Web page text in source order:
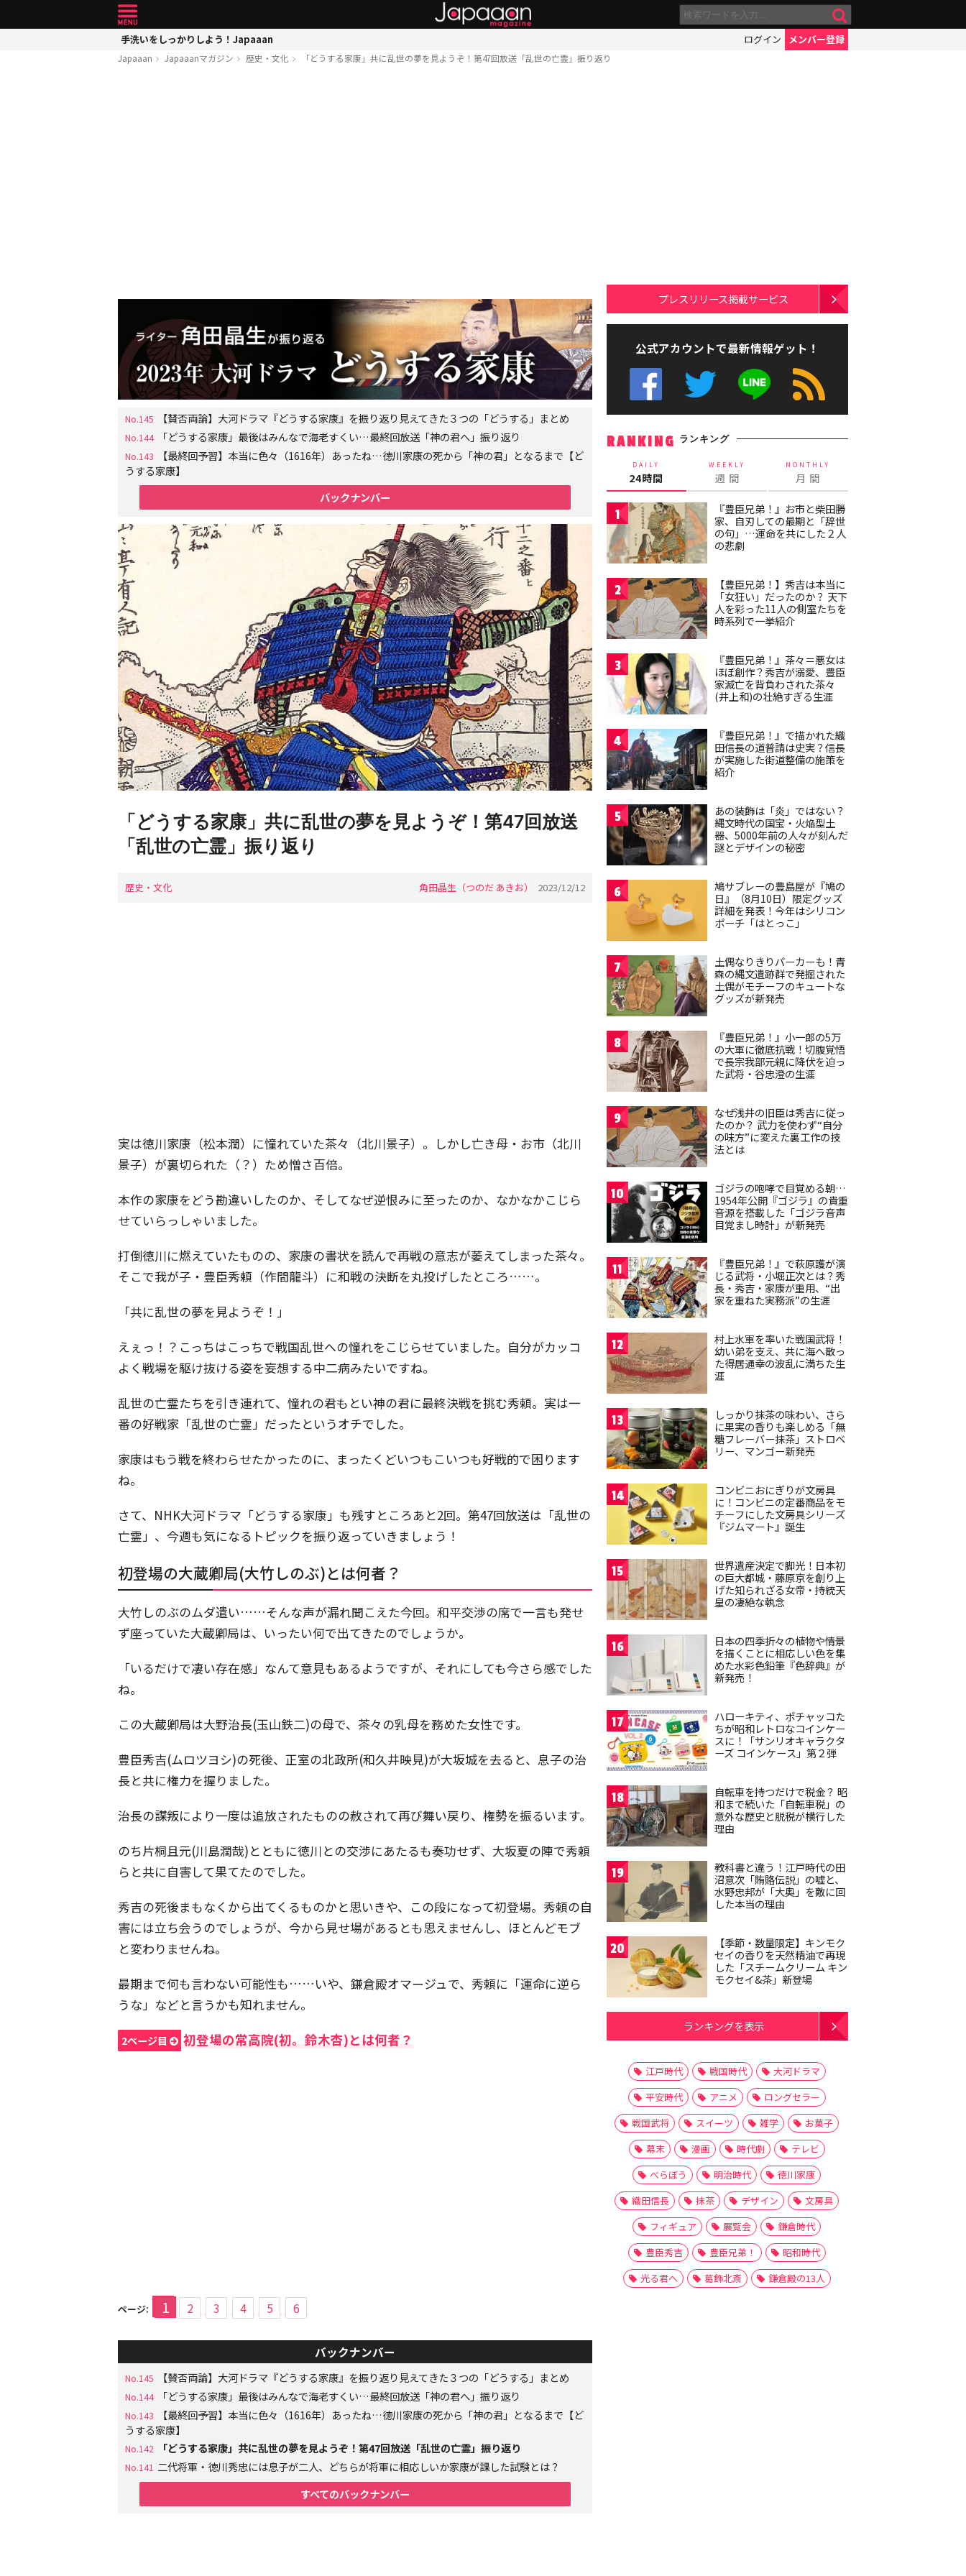
手洗いをしっかりしよう！Japaaan ログイン メンバー登録
Japaaan Japaaanマガジン 歴史・文化 「どうする家康」共に乱世の夢を見ようぞ！第47回放送「乱世の亡霊」振り返り
No.145 【賛否両論】大河ドラマ『どうする家康』を振り返り見えてきた３つの「どうする」まとめ
No.144 「どうする家康」最後はみんなで海老すくい…最終回放送「神の君へ」振り返り
No.143
【最終回予習】本当に色々（1616年）あったね…徳川家康の死から「神の君」となるまで【ど
うする家康】
バックナンバー
「どうする家康」共に乱世の夢を見ようぞ！第47回放送
「乱世の亡霊」振り返り
歴史・文化 角田晶生（つのだ あきお） 2023/12/12
実は徳川家康（松本潤）に憧れていた茶々（北川景子）。しかし亡き母・お市（北川
景子）が裏切られた（？）ため憎さ百倍。
本作の家康をどう勘違いしたのか、そしてなぜ逆恨みに至ったのか、なかなかこじら
せていらっしゃいました。
打倒徳川に燃えていたものの、家康の書状を読んで再戦の意志が萎えてしまった茶々。
そこで我が子・豊臣秀頼（作間龍斗）に和戦の決断を丸投げしたところ……。
「共に乱世の夢を見ようぞ！」
えぇっ！？こっちはこっちで戦国乱世への憧れをこじらせていました。自分がカッコ
よく戦場を駆け抜ける姿を妄想する中二病みたいですね。
乱世の亡霊たちを引き連れて、憧れの君もとい神の君に最終決戦を挑む秀頼。実は一
番の好戦家「乱世の亡霊」だったというオチでした。
家康はもう戦を終わらせたかったのに、まったくどいつもこいつも好戦的で困ります
ね。
さて、NHK大河ドラマ「どうする家康」も残すところあと2回。第47回放送は「乱世の
亡霊」、今週も気になるトピックを振り返っていきましょう！
初登場の大蔵卿局(大竹しのぶ)とは何者？
大竹しのぶのムダ遣い……そんな声が漏れ聞こえた今回。和平交渉の席で一言も発せ
ず座っていた大蔵卿局は、いったい何で出てきたのでしょうか。
「いるだけで凄い存在感」なんて意見もあるようですが、それにしても今さら感でした
ね。
この大蔵卿局は大野治長(玉山鉄二)の母で、茶々の乳母を務めた女性です。
豊臣秀吉(ムロツヨシ)の死後、正室の北政所(和久井映見)が大坂城を去ると、息子の治
長と共に権力を握りました。
治長の謀叛により一度は追放されたものの赦されて再び舞い戻り、権勢を振るいます。
のち片桐且元(川島潤哉)とともに徳川との交渉にあたるも奏功せず、大坂夏の陣で秀頼
らと共に自害して果てたのでした。
秀吉の死後まもなくから出てくるものかと思いきや、この段になって初登場。秀頼の自
害には立ち会うのでしょうが、今から見せ場があるとも思えませんし、ほとんどモブ
と変わりませんね。
最期まで何も言わない可能性も……いや、鎌倉殿オマージュで、秀頼に「運命に逆ら
うな」などと言うかも知れません。
2ページ目 初登場の常高院(初。鈴木杏)とは何者？
ページ: 1 2 3 4 5 6
バックナンバー
No.145 【賛否両論】大河ドラマ『どうする家康』を振り返り見えてきた３つの「どうする」まとめ
No.144 「どうする家康」最後はみんなで海老すくい…最終回放送「神の君へ」振り返り
No.143
【最終回予習】本当に色々（1616年）あったね…徳川家康の死から「神の君」となるまで【ど
うする家康】
No.142 「どうする家康」共に乱世の夢を見ようぞ！第47回放送「乱世の亡霊」振り返り
No.141 二代将軍・徳川秀忠には息子が二人、どちらが将軍に相応しいか家康が課した試験とは？
すべてのバックナンバー
プレスリリース掲載サービス
公式アカウントで最新情報ゲット！
RANKING ランキング
DAILY
24時間
WEEKLY
週 間
MONTHLY
月 間
1
『豊臣兄弟！』お市と柴田勝
家、自刃しての最期と「辞世
の句」…運命を共にした２人
の悲劇
2
【豊臣兄弟！】秀吉は本当に
「女狂い」だったのか？ 天下
人を彩った11人の側室たちを
時系列で一挙紹介
3
『豊臣兄弟！』茶々＝悪女は
ほぼ創作？秀吉が溺愛、豊臣
家滅亡を背負わされた茶々
(井上和)の壮絶すぎる生涯
4
『豊臣兄弟！』で描かれた織
田信長の道普請は史実？信長
が実施した街道整備の施策を
紹介
5
あの装飾は「炎」ではない？
縄文時代の国宝・火焔型土
器、5000年前の人々が刻んだ
謎とデザインの秘密
6
鳩サブレーの豊島屋が『鳩の
日』（8月10日）限定グッズ
詳細を発表！今年はシリコン
ポーチ「はとっこ」
7
土偶なりきりパーカーも！青
森の縄文遺跡群で発掘された
土偶がモチーフのキュートな
グッズが新発売
8
『豊臣兄弟！』小一郎の5万
の大軍に徹底抗戦！切腹覚悟
で長宗我部元親に降伏を迫っ
た武将・谷忠澄の生涯
9
なぜ浅井の旧臣は秀吉に従っ
たのか？ 武力を使わず“自分
の味方”に変えた裏工作の技
法とは
10
ゴジラの咆哮で目覚める朝…
1954年公開『ゴジラ』の貴重
音源を搭載した「ゴジラ音声
目覚まし時計」が新発売
11
『豊臣兄弟！』で萩原護が演
じる武将・小堀正次とは？秀
長・秀吉・家康が重用、“出
家を重ねた実務派”の生涯
12
村上水軍を率いた戦国武将！
幼い弟を支え、共に海へ散っ
た得居通幸の波乱に満ちた生
涯
13
しっかり抹茶の味わい、さら
に果実の香りも楽しめる「無
糖フレーバー抹茶」ストロベ
リー、マンゴー新発売
14
コンビニおにぎりが文房具
に！コンビニの定番商品をモ
チーフにした文房具シリーズ
『ジムマート』誕生
15
世界遺産決定で脚光！日本初
の巨大都城・藤原京を創り上
げた知られざる女帝・持統天
皇の凄絶な執念
16
日本の四季折々の植物や情景
を描くことに相応しい色を集
めた水彩色鉛筆『色辞典』が
新発売！
17
ハローキティ、ポチャッコた
ちが昭和レトロなコインケー
スに！「サンリオキャラクタ
ーズ コインケース」第２弾
18
自転車を持つだけで税金？ 昭
和まで続いた「自転車税」の
意外な歴史と脱税が横行した
理由
19
教科書と違う！江戸時代の田
沼意次「賄賂伝説」の嘘と、
水野忠邦が「大奥」を敵に回
した本当の理由
20
【季節・数量限定】キンモク
セイの香りを天然精油で再現
した「スチームクリーム キン
モクセイ&茶」新登場
ランキングを表示
江戸時代 戦国時代
大河ドラマ
平安時代
アニメ
ロングセラー
戦国武将
スイーツ 雑学
お菓子
幕末
漫画 時代劇
テレビ
べらぼう
明治時代
徳川家康
織田信長
抹茶 デザイン
文房具
フィギュア
展覧会
鎌倉時代
豊臣秀吉
豊臣兄弟！
昭和時代
光る君へ
葛飾北斎 鎌倉殿の13人